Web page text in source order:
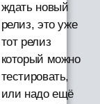
ждать новый
релиз, это уже
тот релиз
который можно
тестировать,
или надо ещё